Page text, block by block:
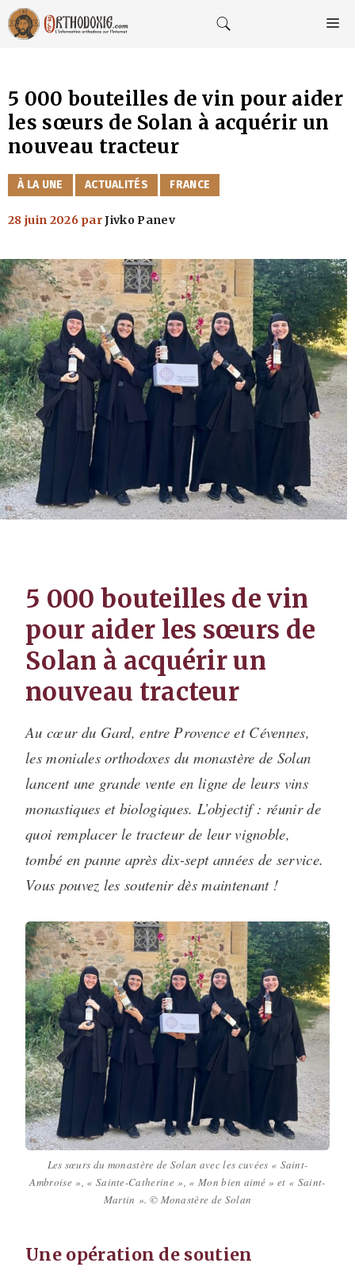
Aller
au
5 000 bouteilles de vin pour aider
les sœurs de Solan à acquérir un
nouveau tracteur
CATÉGORIES
À LA UNE ACTUALITÉS FRANCE
28 juin 2026 parJivko Panev
5 000 bouteilles de vin
pour aider les sœurs de
Solan à acquérir un
nouveau tracteur
Au cœur du Gard, entre Provence et Cévennes,
les moniales orthodoxes du monastère de Solan
lancent une grande vente en ligne de leurs vins
monastiques et biologiques. L’objectif : réunir de
quoi remplacer le tracteur de leur vignoble,
tombé en panne après dix-sept années de service.
Vous pouvez les soutenir dès maintenant !
Les sœurs du monastère de Solan avec les cuvées « Saint-
Ambroise », « Sainte-Catherine », « Mon bien aimé » et « Saint-
Martin ». © Monastère de Solan
Une opération de soutien